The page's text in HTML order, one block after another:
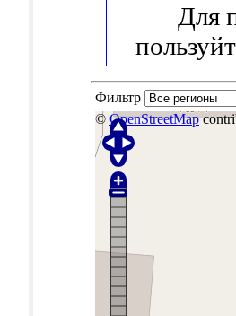
Для
Фильтр
© OpenStreetMap